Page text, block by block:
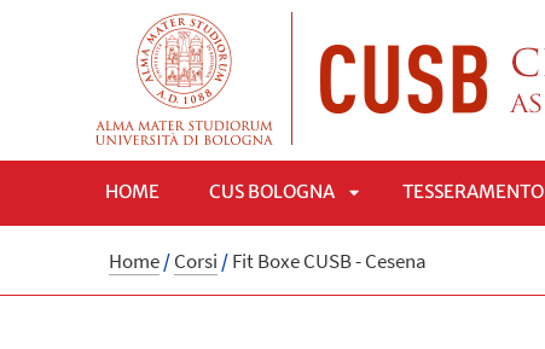
HOME CUS BOLOGNA
APRI
TESSERAMENTO
Home/Corsi /Fit Boxe CUSB - Cesena